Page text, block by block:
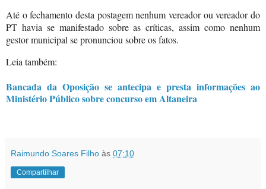
Até o fechamento desta postagem nenhum vereador ou vereador do
PT havia se manifestado sobre as críticas, assim como nenhum
gestor municipal se pronunciou sobre os fatos.
Leia também:
Bancada da Oposição se antecipa e presta informações ao
Ministério Público sobre concurso em Altaneira
Raimundo Soares Filho às 07:10
Compartilhar